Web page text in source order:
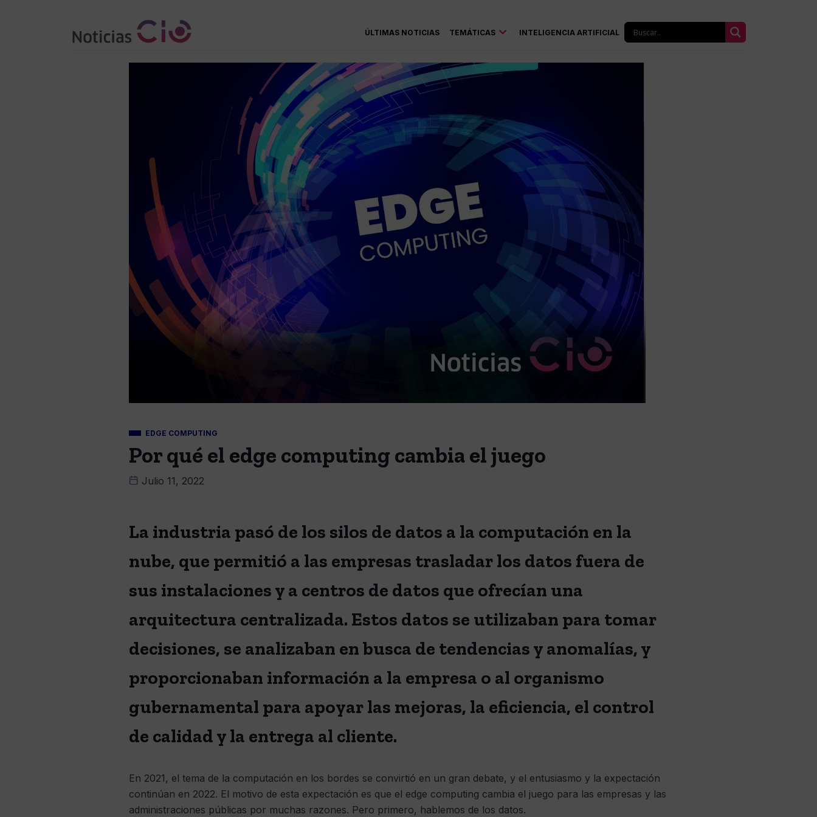
ÚLTIMAS NOTICIAS TEMÁTICAS INTELIGENCIA ARTIFICIAL
EDGE COMPUTING
Por qué el edge computing cambia el juego
Julio 11, 2022
La industria pasó de los silos de datos a la computación en la
nube, que permitió a las empresas trasladar los datos fuera de
sus instalaciones y a centros de datos que ofrecían una
arquitectura centralizada. Estos datos se utilizaban para tomar
decisiones, se analizaban en busca de tendencias y anomalías, y
proporcionaban información a la empresa o al organismo
gubernamental para apoyar las mejoras, la eficiencia, el control
de calidad y la entrega al cliente.
En 2021, el tema de la computación en los bordes se convirtió en un gran debate, y el entusiasmo y la expectación
continúan en 2022. El motivo de esta expectación es que el edge computing cambia el juego para las empresas y las
administraciones públicas por muchas razones. Pero primero, hablemos de los datos.